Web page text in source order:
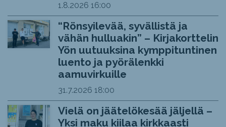
1.8.2026 16:00
“Rönsyilevää, syvällistä ja
vähän hulluakin” – Kirjakorttelin
Yön uutuuksina kymppituntinen
luento ja pyörälenkki
aamuvirkuille
31.7.2026 18:00
Vielä on jäätelökesää jäljellä –
Yksi maku kiilaa kirkkaasti